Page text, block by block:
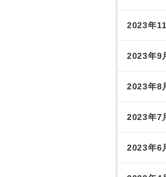
2023年
2023年9
2023年8
2023年7
2023年6